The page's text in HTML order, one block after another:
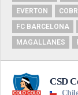
EVERTON
FC BARCELONA
MAGALLANES